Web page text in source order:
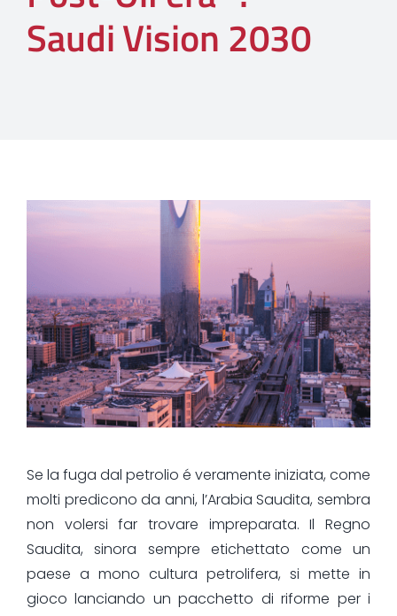
Saudi Vision 2030
Se la fuga dal petrolio é veramente iniziata, come
molti predicono da anni, l’Arabia Saudita, sembra
non volersi far trovare impreparata. Il Regno
Saudita, sinora sempre etichettato come un
paese a mono cultura petrolifera, si mette in
gioco lanciando un pacchetto di riforme per i